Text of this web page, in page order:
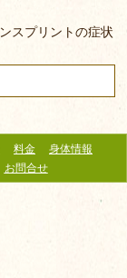
スプリントの症状
料金
身体情報
お問合せ